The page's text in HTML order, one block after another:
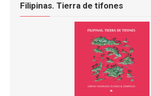
Filipinas. Tierra de tifones